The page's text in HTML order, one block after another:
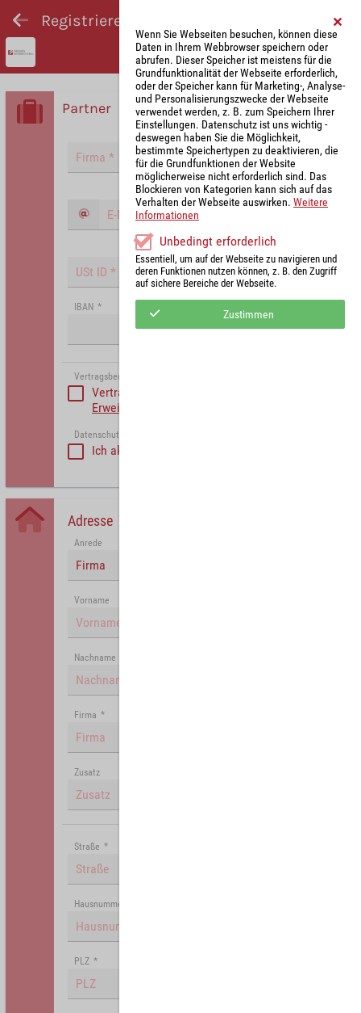
Registrieren und Angebot abgeben
Partner
IBAN *
Vertragsbedinungen akzeptieren
Vertragsbedinungen akzeptieren
Erweiterte Vertragsbedingungen Partner
Datenschutzerklärung akzeptiert
Ich akzeptiere die
Adresse
Anrede
Firma
Vorname
Nachname
Firma *
Zusatz
Straße *
Hausnummer
PLZ *
Wenn Sie Webseiten besuchen, können diese
Daten in Ihrem Webbrowser speichern oder
abrufen. Dieser Speicher ist meistens für die
Grundfunktionalität der Webseite erforderlich,
oder der Speicher kann für Marketing-, Analyse-
und Personalisierungszwecke der Webseite
verwendet werden, z. B. zum Speichern Ihrer
Einstellungen. Datenschutz ist uns wichtig -
deswegen haben Sie die Möglichkeit,
bestimmte Speichertypen zu deaktivieren, die
für die Grundfunktionen der Website
möglicherweise nicht erforderlich sind. Das
Blockieren von Kategorien kann sich auf das
Verhalten der Webseite auswirken. Weitere
Informationen
Unbedingt erforderlich
Essentiell, um auf der Webseite zu navigieren und
deren Funktionen nutzen können, z. B. den Zugriff
auf sichere Bereiche der Webseite.
Zustimmen